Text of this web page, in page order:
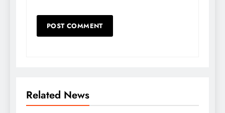
Related News